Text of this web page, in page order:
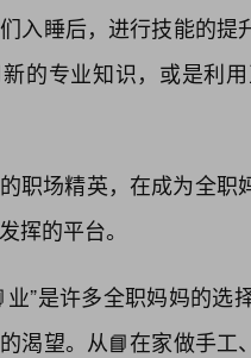
入睡后，进行技能的
的专业知识，或是利
职场精英，在成为全职
挥的平台。
业”是许多全职妈妈的
渴望。从📘在家做手